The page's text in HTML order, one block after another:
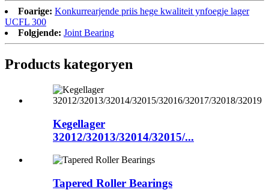
Foarige: Konkurrearjende priis hege kwaliteit ynfoegje lager
UCFL 300
Folgjende: Joint Bearing
Products kategoryen
Kegellager
32012/32013/32014/32015/...
Tapered Roller Bearings